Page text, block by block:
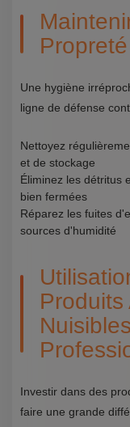
Une hygiène
ligne de défense
Nettoyez
et de stockage
Éliminez les détritus
bien fermées
Réparez les fuites
sources d'humidité
Produits
Nuisibles
Investir dans des
faire une grande